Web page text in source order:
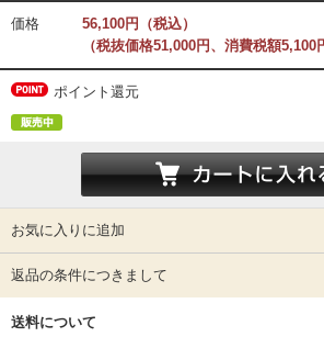
価格
56,100円（税込）
（税抜価格51,000円、消費税額5,100
ポイント還元
お気に入りに追加
返品の条件につきまして
送料について